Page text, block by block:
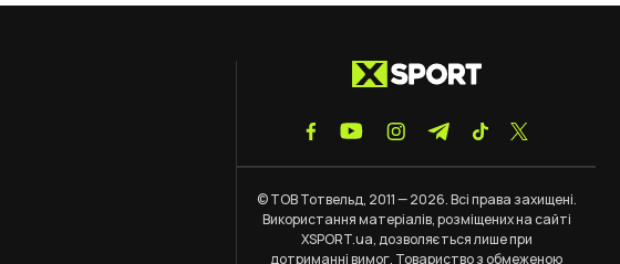
© ТОВ Тотвельд, 2011 — 2026. Всі права захищені.
Використання матеріалів, розміщених на сайті
XSPORT.ua, дозволяється лише при
дотриманнівимог. Товариство з обмеженою